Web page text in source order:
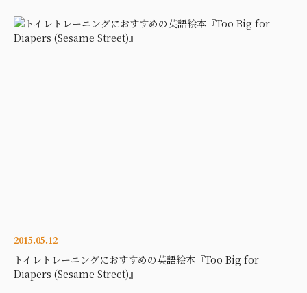
2015.05.12
トイレトレーニングにおすすめの英語絵本『Too Big for
Diapers (Sesame Street)』